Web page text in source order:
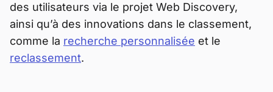
des utilisateurs via le projet Web Discovery,
ainsi qu’à des innovations dans le classement,
comme la recherche personnalisée et le
reclassement.